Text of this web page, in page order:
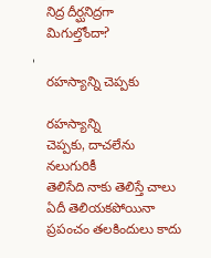
నిద్ర దీర్ఘనిద్రగా
మిగుల్తోందా?
రహస్యాన్ని చెప్పకు
రహస్యాన్ని
చెప్పకు, దాచలేను
నలుగురికీ
తెలిసేది నాకు తెలిస్తే చాలు
ఏదీ తెలియకపోయినా
ప్రపంచం తలకిందులు కాదు